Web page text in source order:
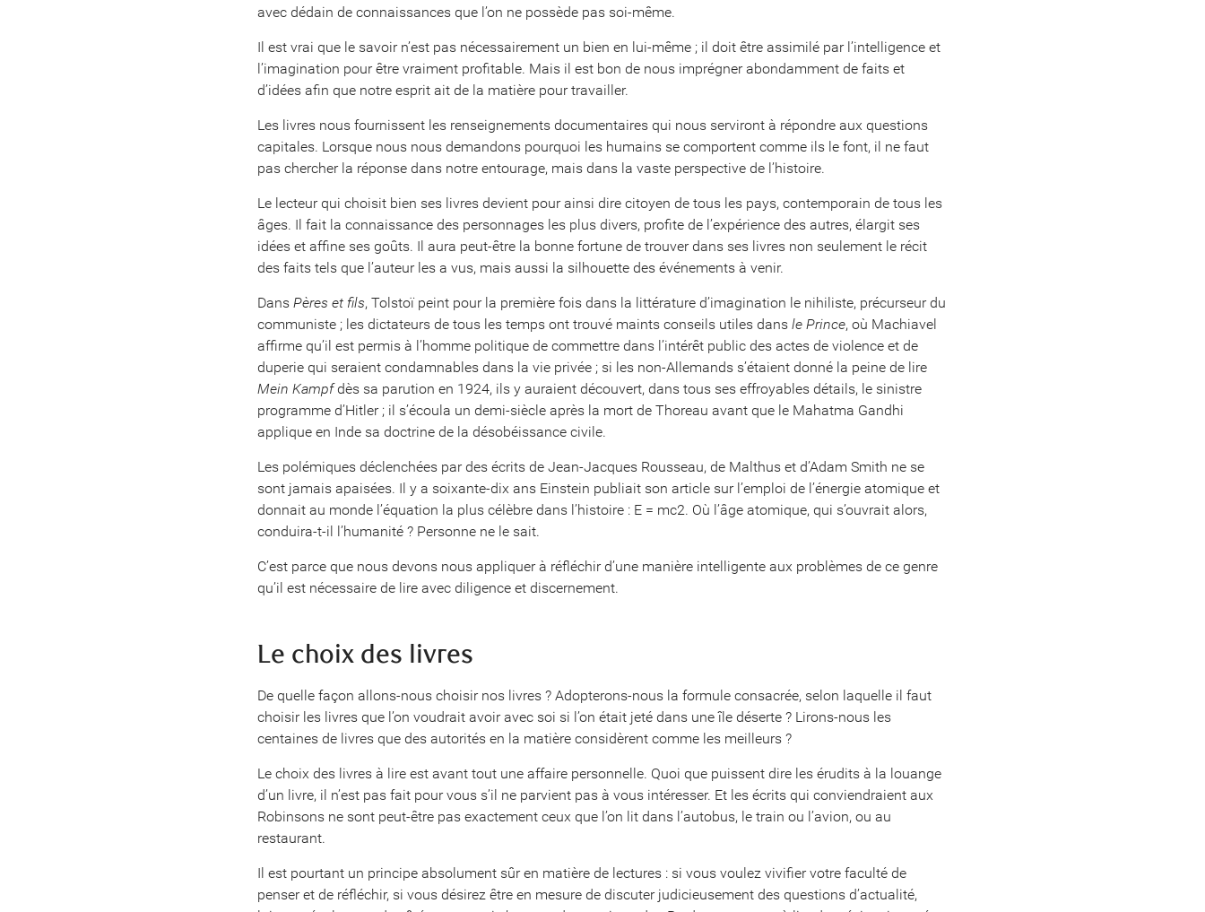
avec dédain de connaissances que l’on ne possède pas soi-même.
Il est vrai que le savoir n’est pas nécessairement un bien en lui-même ; il doit être assimilé par l’intelligence et
l’imagination pour être vraiment profitable. Mais il est bon de nous imprégner abondamment de faits et
d’idées afin que notre esprit ait de la matière pour travailler.
Les livres nous fournissent les renseignements documentaires qui nous serviront à répondre aux questions
capitales. Lorsque nous nous demandons pourquoi les humains se comportent comme ils le font, il ne faut
pas chercher la réponse dans notre entourage, mais dans la vaste perspective de l’histoire.
Le lecteur qui choisit bien ses livres devient pour ainsi dire citoyen de tous les pays, contemporain de tous les
âges. Il fait la connaissance des personnages les plus divers, profite de l’expérience des autres, élargit ses
idées et affine ses goûts. Il aura peut-être la bonne fortune de trouver dans ses livres non seulement le récit
des faits tels que l’auteur les a vus, mais aussi la silhouette des événements à venir.
Dans Pères et fils, Tolstoï peint pour la première fois dans la littérature d’imagination le nihiliste, précurseur du
communiste ; les dictateurs de tous les temps ont trouvé maints conseils utiles dans le Prince, où Machiavel
affirme qu’il est permis à l’homme politique de commettre dans l’intérêt public des actes de violence et de
duperie qui seraient condamnables dans la vie privée ; si les non-Allemands s’étaient donné la peine de lire
Mein Kampfdès sa parution en 1924, ils y auraient découvert, dans tous ses effroyables détails, le sinistre
programme d’Hitler ; il s’écoula un demi-siècle après la mort de Thoreau avant que le Mahatma Gandhi
applique en Inde sa doctrine de la désobéissance civile.
Les polémiques déclenchées par des écrits de Jean-Jacques Rousseau, de Malthus et d’Adam Smith ne se
sont jamais apaisées. Il y a soixante-dix ans Einstein publiait son article sur l’emploi de l’énergie atomique et
donnait au monde l’équation la plus célèbre dans l’histoire : E = mc2. Où l’âge atomique, qui s’ouvrait alors,
conduira-t-il l’humanité ? Personne ne le sait.
C’est parce que nous devons nous appliquer à réfléchir d’une manière intelligente aux problèmes de ce genre
qu’il est nécessaire de lire avec diligence et discernement.
Le choix des livres
De quelle façon allons-nous choisir nos livres ? Adopterons-nous la formule consacrée, selon laquelle il faut
choisir les livres que l’on voudrait avoir avec soi si l’on était jeté dans une île déserte ? Lirons-nous les
centaines de livres que des autorités en la matière considèrent comme les meilleurs ?
Le choix des livres à lire est avant tout une affaire personnelle. Quoi que puissent dire les érudits à la louange
d’un livre, il n’est pas fait pour vous s’il ne parvient pas à vous intéresser. Et les écrits qui conviendraient aux
Robinsons ne sont peut-être pas exactement ceux que l’on lit dans l’autobus, le train ou l’avion, ou au
restaurant.
Il est pourtant un principe absolument sûr en matière de lectures : si vous voulez vivifier votre faculté de
penser et de réfléchir, si vous désirez être en mesure de discuter judicieusement des questions d’actualité,